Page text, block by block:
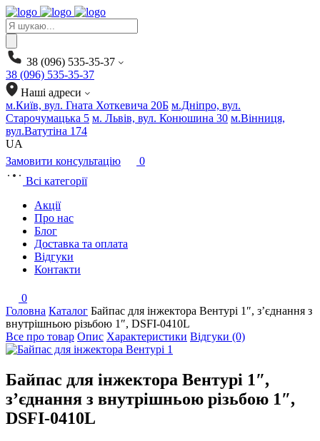
Products
search
38 (096) 535-35-37
38 (096) 535-35-37
Наші адреси
м.Київ, вул. Гната Хоткевича 20Б м.Дніпро, вул.
Старочумацька 5 м. Львів, вул. Конюшина 30 м.Вінниця,
вул.Ватутіна 174
UA
Замовити консультацію
0
Всі категорії
Акції
Про нас
Блог
Доставка та оплата
Відгуки
Контакти
0
Головна Каталог Байпас для інжектора Вентурі 1″, з’єднання з
внутрішньою різьбою 1″, DSFI-0410L
Все про товар Опис Характеристики Відгуки (0)
Байпас для інжектора Вентурі 1″,
з’єднання з внутрішньою різьбою 1″,
DSFI-0410L